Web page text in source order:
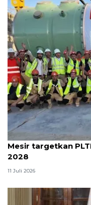
Mesir targetkan
2028
11 Juli 2026